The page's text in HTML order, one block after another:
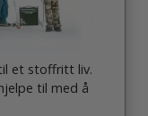
et stoffritt liv.
til med å